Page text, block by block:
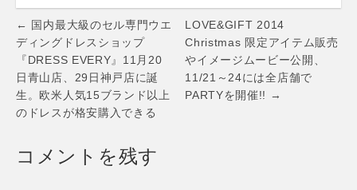
しむキャンペーン
5月15日から
「JAPAN
リエShinQsで開
催！
催！ 「LUMINE
meets ART
AWARD 2013」
Post
navigation
← 国内最大級のセル専門ウエ
ディングドレスショップ
『DRESS EVERY』11月20
日青山店、29日神戸店に誕
生。欧米人気15ブランド以上
のドレスが格安購入できる
LOVE&GIFT 2014
Christmas 限定アイテム販売
やイメージムービー公開、
11/21～24には全店舗で
PARTYを開催!! →
コメントを残す